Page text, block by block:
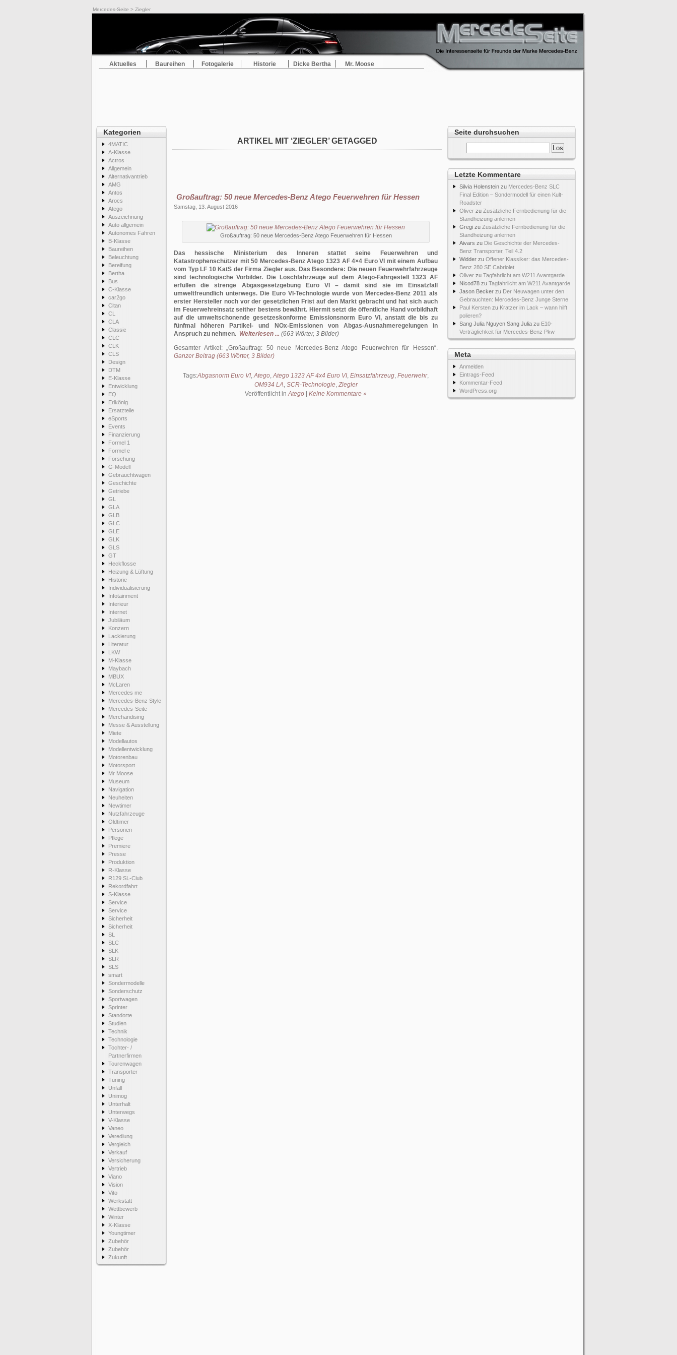
Mercedes-Seite > Ziegler
Aktuelles Baureihen Fotogalerie Historie Dicke Bertha Mr. Moose
Kategorien
4MATIC
A-Klasse
Actros
Allgemein
Alternativantrieb
AMG
Antos
Arocs
Atego
Auszeichnung
Auto allgemein
Autonomes Fahren
B-Klasse
Baureihen
Beleuchtung
Bereifung
Bertha
Bus
C-Klasse
car2go
Citan
CL
CLA
Classic
CLC
CLK
CLS
Design
DTM
E-Klasse
Entwicklung
EQ
Erlkönig
Ersatzteile
eSports
Events
Finanzierung
Formel 1
Formel e
Forschung
G-Modell
Gebrauchtwagen
Geschichte
Getriebe
GL
GLA
GLB
GLC
GLE
GLK
GLS
GT
Heckflosse
Heizung & Lüftung
Historie
Individualisierung
Infotainment
Interieur
Internet
Jubiläum
Konzern
Lackierung
Literatur
LKW
M-Klasse
Maybach
MBUX
McLaren
Mercedes me
Mercedes-Benz Style
Mercedes-Seite
Merchandising
Messe & Ausstellung
Miete
Modellautos
Modellentwicklung
Motorenbau
Motorsport
Mr Moose
Museum
Navigation
Neuheiten
Newtimer
Nutzfahrzeuge
Oldtimer
Personen
Pflege
Premiere
Presse
Produktion
R-Klasse
R129 SL-Club
Rekordfahrt
S-Klasse
Service
Service
Sicherheit
Sicherheit
SL
SLC
SLK
SLR
SLS
smart
Sondermodelle
Sonderschutz
Sportwagen
Sprinter
Standorte
Studien
Technik
Technologie
Tochter- /
Partnerfirmen
Tourenwagen
Transporter
Tuning
Unfall
Unimog
Unterhalt
Unterwegs
V-Klasse
Vaneo
Veredlung
Vergleich
Verkauf
Versicherung
Vertrieb
Viano
Vision
Vito
Werkstatt
Wettbewerb
Winter
X-Klasse
Youngtimer
Zubehör
Zubehör
Zukunft
Seite durchsuchen
Letzte Kommentare
Silvia Holenstein zu Mercedes-Benz SLC
Final Edition – Sondermodell für einen Kult-
Roadster
Oliver zu Zusätzliche Fernbedienung für die
Standheizung anlernen
Gregi zu Zusätzliche Fernbedienung für die
Standheizung anlernen
Aivars zu Die Geschichte der Mercedes-
Benz Transporter, Teil 4.2
Widder zu Offener Klassiker: das Mercedes-
Benz 280 SE Cabriolet
Oliver zu Tagfahrlicht am W211 Avantgarde
Nicod78 zu Tagfahrlicht am W211 Avantgarde
Jason Becker zu Der Neuwagen unter den
Gebrauchten: Mercedes-Benz Junge Sterne
Paul Kersten zu Kratzer im Lack – wann hilft
polieren?
Sang Julia Nguyen Sang Julia zu E10-
Verträglichkeit für Mercedes-Benz Pkw
Meta
Anmelden
Eintrags-Feed
Kommentar-Feed
WordPress.org
ARTIKEL MIT ‘ZIEGLER’ GETAGGED
Großauftrag: 50 neue Mercedes-Benz Atego Feuerwehren für Hessen
Samstag, 13. August 2016
Großauftrag: 50 neue Mercedes-Benz Atego Feuerwehren für Hessen
Das hessische Ministerium des Inneren stattet seine Feuerwehren und
Katastrophenschützer mit 50 Mercedes-Benz Atego 1323 AF 4×4 Euro VI mit einem Aufbau
vom Typ LF 10 KatS der Firma Ziegler aus. Das Besondere: Die neuen Feuerwehrfahrzeuge
sind technologische Vorbilder. Die Löschfahrzeuge auf dem Atego-Fahrgestell 1323 AF
erfüllen die strenge Abgasgesetzgebung Euro VI – damit sind sie im Einsatzfall
umweltfreundlich unter­wegs. Die Euro VI-Technologie wurde von Mercedes-Benz 2011 als
erster Hersteller noch vor der gesetzlichen Frist auf den Markt gebracht und hat sich auch
im Feuerwehreinsatz seither bestens bewährt. Hiermit setzt die öffent­liche Hand vorbildhaft
auf die umweltschonende gesetzeskonforme Emissionsnorm Euro VI, anstatt die bis zu
fünfmal höheren Partikel- und NOx-Emissionen von Abgas-Ausnahmeregelungen in
Anspruch zu nehmen. Weiterlesen ... (663 Wörter, 3 Bilder)
Gesamter Artikel: Großauftrag: 50 neue Mercedes-Benz Atego Feuerwehren für Hessen .
Ganzer Beitrag (663 Wörter, 3 Bilder)
Tags:Abgasnorm Euro VI,Atego,Atego 1323 AF 4x4 Euro VI, Einsatzfahrzeug, Feuerwehr,
OM934 LA, SCR-Technologie, Ziegler
Veröffentlicht inAtego Keine Kommentare »